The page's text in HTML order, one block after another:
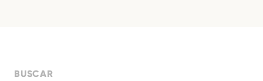
BUSCAR